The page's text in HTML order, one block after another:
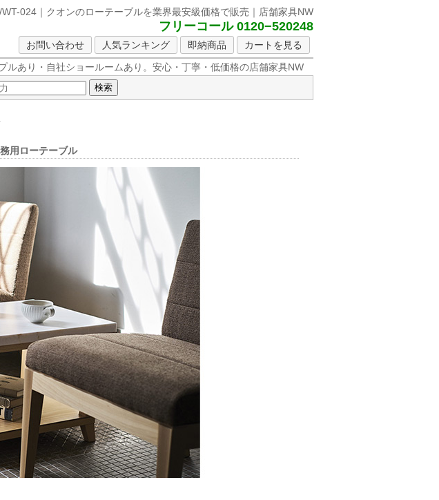
024｜クオンのローテーブルを業界最安級価格で販売｜店舗家具NW
フリーコール 0120−520248
お問い合わせ 人気ランキング 即納商品
カートを見る
ルあり・自社ショールームあり。安心・丁寧・低価格の店舗家具NW
用ローテーブル